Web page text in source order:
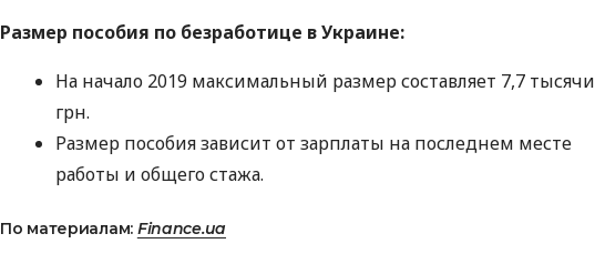
Размер пособия по безработице в Украине:
На начало 2019 максимальный размер составляет 7,7 тысячи
грн.
Размер пособия зависит от зарплаты на последнем месте
работы и общего стажа.
По материалам: Finance.ua